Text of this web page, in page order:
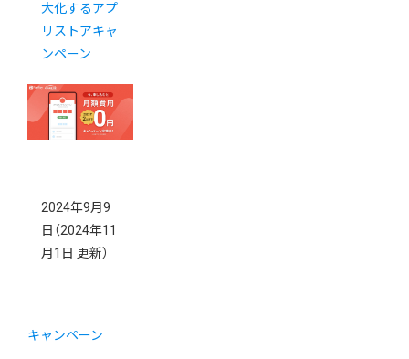
大化するアプ
リストアキャ
ンペーン
2024年9月9
日 （2024年11
月1日 更新）
キャンペーン